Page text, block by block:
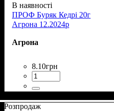
В наявності
ПРОФ Буряк Кедрі 20г
Агрона 12.2024р
Агрона
8.10грн
Розпродаж